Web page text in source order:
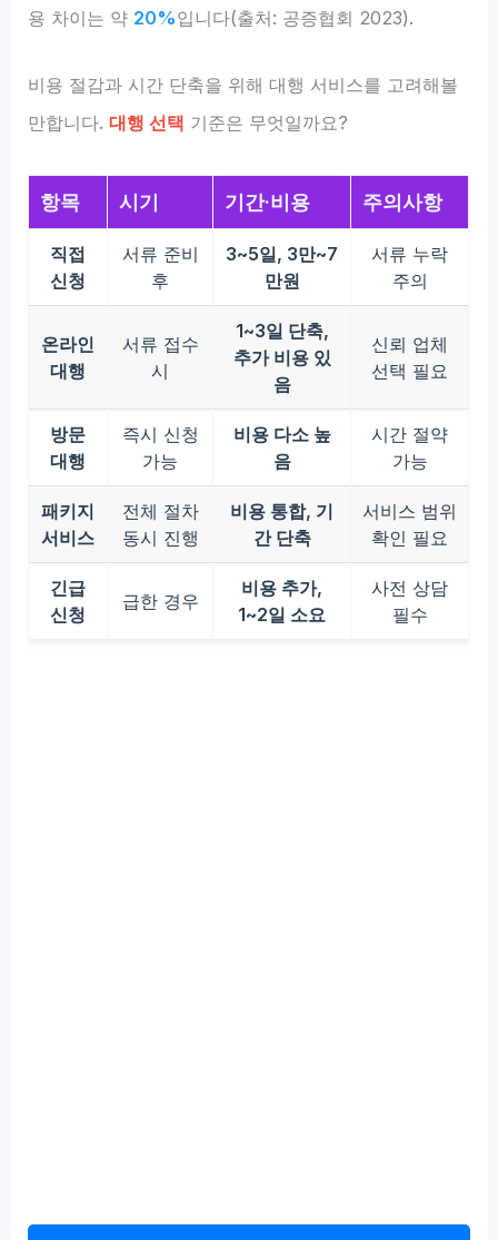
용 차이는 약 20%입니다(출처: 공증협회 2023).
비용 절감과 시간 단축을 위해 대행 서비스를 고려해볼
만합니다.대행 선택 기준은 무엇일까요?
항목 시기 기간·비용 주의사항
직접
신청
서류 준비
후
3~5일, 3만~7
만원
서류 누락
주의
온라인
대행
서류 접수
시
1~3일 단축,
추가 비용 있
음
신뢰 업체
선택 필요
방문
대행
즉시 신청
가능
비용 다소 높
음
시간 절약
가능
패키지
서비스
전체 절차
동시 진행
비용 통합, 기
간 단축
서비스 범위
확인 필요
긴급
신청
급한 경우
비용 추가,
1~2일 소요
사전 상담
필수